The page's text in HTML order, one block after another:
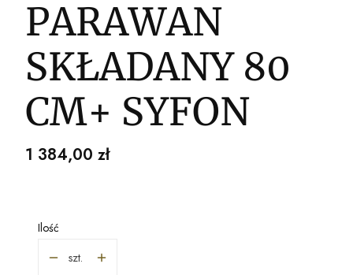
PARAWAN
SKŁADANY 80
CM+ SYFON
Cena
1 384,00 zł
Ilość
szt.